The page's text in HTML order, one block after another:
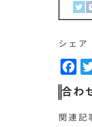
シェア
F
a
c
e
合わ
関連記